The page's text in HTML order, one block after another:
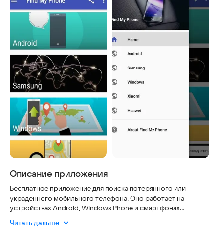
Описание приложения
Бесплатное приложение для поиска потерянного или
украденного мобильного телефона. Оно работает на
устройствах Android, Windows Phone и смартфонах
Читать дальше